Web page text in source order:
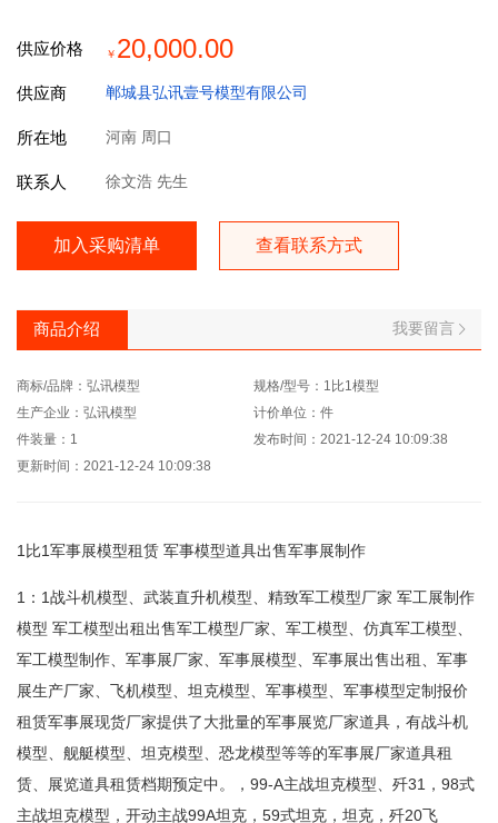
供应价格 ￥ 20,000.00
供应商 郸城县弘讯壹号模型有限公司
所在地 河南 周口
联系人 徐文浩 先生
加入采购清单 查看联系方式
商品介绍 我要留言
商标/品牌：弘讯模型
规格/型号：1比1模型
生产企业：弘讯模型
计价单位：件
件装量：1
发布时间：2021-12-24 10:09:38
更新时间：2021-12-24 10:09:38
1比1军事展模型租赁 军事模型道具出售军事展制作
1：1战斗机模型、武装直升机模型、精致军工模型厂家 军工展制作
模型 军工模型出租出售军工模型厂家、军工模型、仿真军工模型、
军工模型制作、军事展厂家、军事展模型、军事展出售出租、军事
展生产厂家、飞机模型、坦克模型、军事模型、军事模型定制报价
租赁军事展现货厂家提供了大批量的军事展览厂家道具，有战斗机
模型、舰艇模型、坦克模型、恐龙模型等等的军事展厂家道具租
赁、展览道具租赁档期预定中。，99-A主战坦克模型、歼31，98式
主战坦克模型，开动主战99A坦克，59式坦克，坦克，歼20飞